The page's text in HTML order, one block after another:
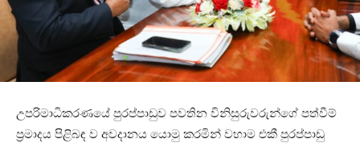
‎උපරිමාධිකරණයේ පුරප්පාඩුව පවතින විනිසුරුවරුන්ගේ පත්වීම්
ප්‍රමාදය පිළිබඳ ව අවදානය යොමු කරමින් වහාම එකී පුරප්පාඩු